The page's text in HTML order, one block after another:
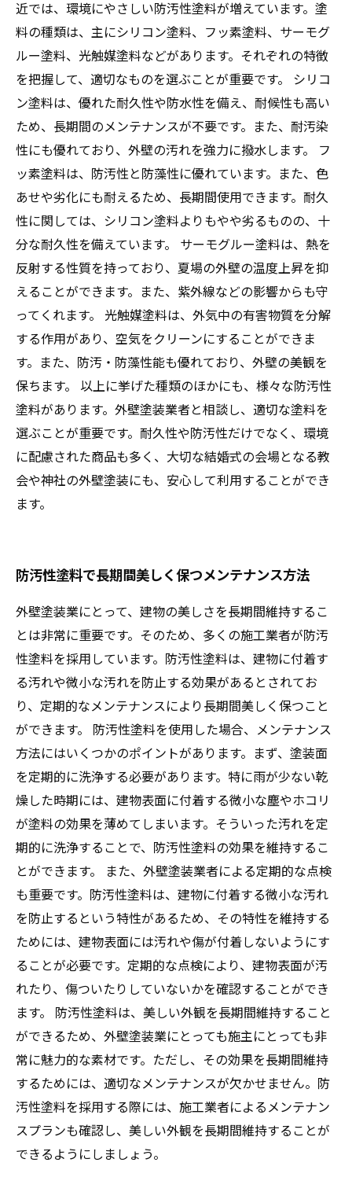
近では、環境にやさしい防汚性塗料が増えています。塗
料の種類は、主にシリコン塗料、フッ素塗料、サーモグ
ルー塗料、光触媒塗料などがあります。それぞれの特徴
を把握して、適切なものを選ぶことが重要です。 シリコ
ン塗料は、優れた耐久性や防水性を備え、耐候性も高い
ため、長期間のメンテナンスが不要です。また、耐汚染
性にも優れており、外壁の汚れを強力に撥水します。 フ
ッ素塗料は、防汚性と防藻性に優れています。また、色
あせや劣化にも耐えるため、長期間使用できます。耐久
性に関しては、シリコン塗料よりもやや劣るものの、十
分な耐久性を備えています。 サーモグルー塗料は、熱を
反射する性質を持っており、夏場の外壁の温度上昇を抑
えることができます。また、紫外線などの影響からも守
ってくれます。 光触媒塗料は、外気中の有害物質を分解
する作用があり、空気をクリーンにすることができま
す。また、防汚・防藻性能も優れており、外壁の美観を
保ちます。 以上に挙げた種類のほかにも、様々な防汚性
塗料があります。外壁塗装業者と相談し、適切な塗料を
選ぶことが重要です。耐久性や防汚性だけでなく、環境
に配慮された商品も多く、大切な結婚式の会場となる教
会や神社の外壁塗装にも、安心して利用することができ
ます。
防汚性塗料で長期間美しく保つメンテナンス方法
外壁塗装業にとって、建物の美しさを長期間維持するこ
とは非常に重要です。そのため、多くの施工業者が防汚
性塗料を採用しています。防汚性塗料は、建物に付着す
る汚れや微小な汚れを防止する効果があるとされてお
り、定期的なメンテナンスにより長期間美しく保つこと
ができます。 防汚性塗料を使用した場合、メンテナンス
方法にはいくつかのポイントがあります。まず、塗装面
を定期的に洗浄する必要があります。特に雨が少ない乾
燥した時期には、建物表面に付着する微小な塵やホコリ
が塗料の効果を薄めてしまいます。そういった汚れを定
期的に洗浄することで、防汚性塗料の効果を維持するこ
とができます。 また、外壁塗装業者による定期的な点検
も重要です。防汚性塗料は、建物に付着する微小な汚れ
を防止するという特性があるため、その特性を維持する
ためには、建物表面には汚れや傷が付着しないようにす
ることが必要です。定期的な点検により、建物表面が汚
れたり、傷ついたりしていないかを確認することができ
ます。 防汚性塗料は、美しい外観を長期間維持すること
ができるため、外壁塗装業にとっても施主にとっても非
常に魅力的な素材です。ただし、その効果を長期間維持
するためには、適切なメンテナンスが欠かせません。防
汚性塗料を採用する際には、施工業者によるメンテナン
スプランも確認し、美しい外観を長期間維持することが
できるようにしましょう。